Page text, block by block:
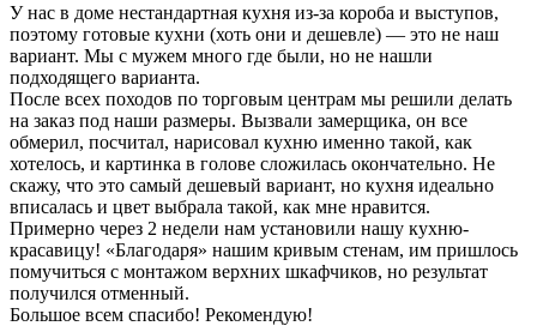
У нас в доме нестандартная кухня из-за короба и выступов,
поэтому готовые кухни (хоть они и дешевле) — это не наш
вариант. Мы с мужем много где были, но не нашли
подходящего варианта.
После всех походов по торговым центрам мы решили делать
на заказ под наши размеры. Вызвали замерщика, он все
обмерил, посчитал, нарисовал кухню именно такой, как
хотелось, и картинка в голове сложилась окончательно. Не
скажу, что это самый дешевый вариант, но кухня идеально
вписалась и цвет выбрала такой, как мне нравится.
Примерно через 2 недели нам установили нашу кухню-
красавицу! «Благодаря» нашим кривым стенам, им пришлось
помучиться с монтажом верхних шкафчиков, но результат
получился отменный.
Большое всем спасибо! Рекомендую!